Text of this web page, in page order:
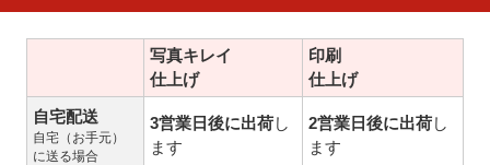
写真キレイ
仕上げ
印刷
仕上げ
自宅配送
自宅（お手元）
に送る場合
3営業日後に出荷し
ます
2営業日後に出荷し
ます